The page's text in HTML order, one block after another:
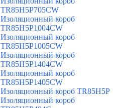
TR85H5P705CW
Изоляционный короб
TR85H5P1004CW
Изоляционный короб
TR85H5P1005CW
Изоляционный короб
TR85H5P1404CW
Изоляционный короб
TR85H5P1405CW
Изоляционный короб TR85H5P
Изоляционный короб